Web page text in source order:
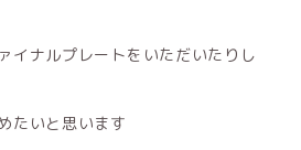
イナルプレートをいただいたりし
たいと思います